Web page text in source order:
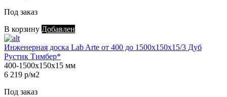
Под заказ
В корзину Добавлен
Инженерная доска Lab Arte от 400 до 1500х150х15/3 Дуб
Рустик Тимбер*
400-1500х150х15 мм
6 219 р/м2
Под заказ